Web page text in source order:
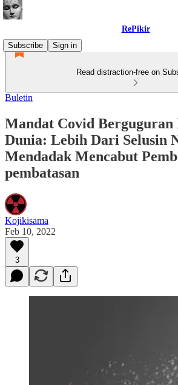
RePikir
Subscribe
Sign in
Read distraction-free on
Buletin
Mandat Covid Berguguran
Dunia: Lebih Dari Selusin
Mendadak Mencabut
pembatasan
Kojikisama
Feb 10, 2022
3